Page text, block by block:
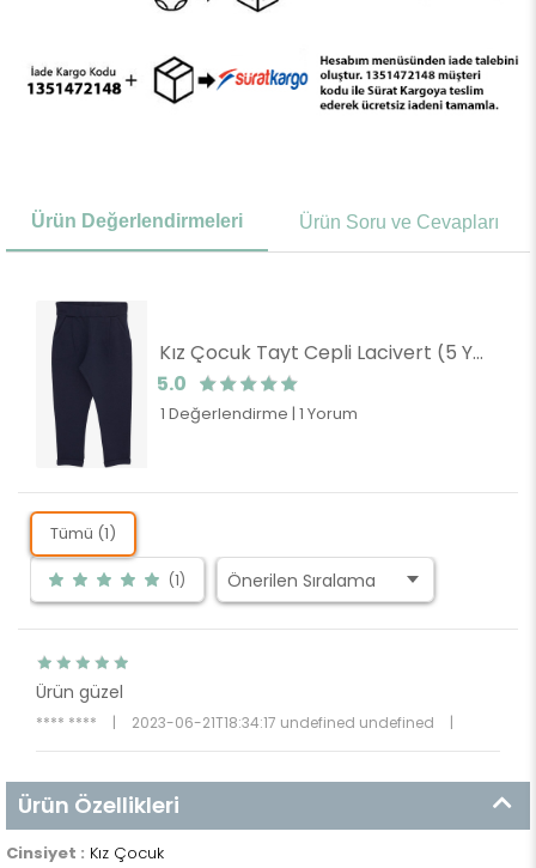
Ürün Değerlendirmeleri Ürün Soru ve Cevapları
Kız Çocuk Tayt Cepli Lacivert (5 Yaş)
5.0
1 Değerlendirme |1 Yorum
Tümü (1)
(1)
Ürün güzel
**** **** | 2023-06-21T18:34:17 undefined undefined |
Ürün Özellikleri
Cinsiyet : Kız Çocuk